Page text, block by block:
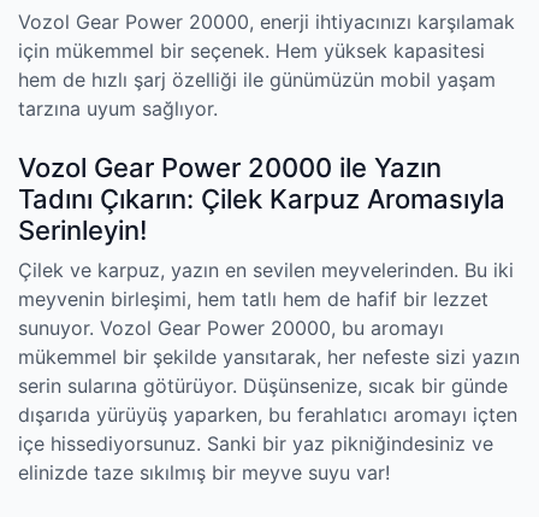
Vozol Gear Power 20000, enerji ihtiyacınızı karşılamak
için mükemmel bir seçenek. Hem yüksek kapasitesi
hem de hızlı şarj özelliği ile günümüzün mobil yaşam
tarzına uyum sağlıyor.
Vozol Gear Power 20000 ile Yazın
Tadını Çıkarın: Çilek Karpuz Aromasıyla
Serinleyin!
Çilek ve karpuz, yazın en sevilen meyvelerinden. Bu iki
meyvenin birleşimi, hem tatlı hem de hafif bir lezzet
sunuyor. Vozol Gear Power 20000, bu aromayı
mükemmel bir şekilde yansıtarak, her nefeste sizi yazın
serin sularına götürüyor. Düşünsenize, sıcak bir günde
dışarıda yürüyüş yaparken, bu ferahlatıcı aromayı içten
içe hissediyorsunuz. Sanki bir yaz pikniğindesiniz ve
elinizde taze sıkılmış bir meyve suyu var!